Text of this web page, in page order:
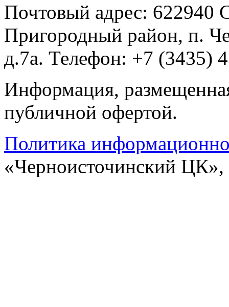
Почтовый адрес: 622940
Пригородный район, п.
д.7а. Телефон: +7 (3435)
Информация,
публичной офертой.
Политика
«Черноисточинский